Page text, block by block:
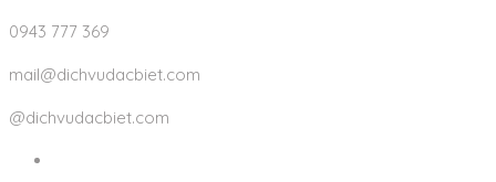
0943 777 369
mail@dichvudacbiet.com
@dichvudacbiet.com